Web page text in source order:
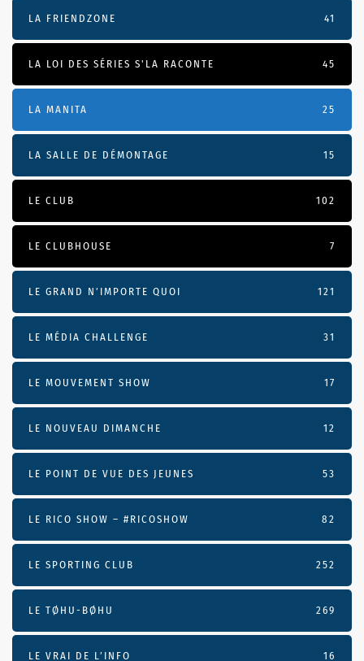
LA FRIENDZONE 41
LA LOI DES SÉRIES S'LA RACONTE 45
LA MANITA 25
LA SALLE DE DÉMONTAGE 15
LE CLUB 102
LE CLUBHOUSE 7
LE GRAND N’IMPORTE QUOI 121
LE MÉDIA CHALLENGE 31
LE MOUVEMENT SHOW 17
LE NOUVEAU DIMANCHE 12
LE POINT DE VUE DES JEUNES 53
LE RICO SHOW – #RICOSHOW 82
LE SPORTING CLUB 252
LE TØHU-BØHU 269
LE VRAI DE L’INFO 16